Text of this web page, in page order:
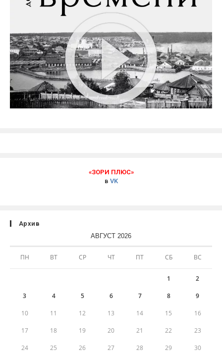
«ЗОРИ ПЛЮС»
в VK
Архив
АВГУСТ 2026
ПН ВТ СР ЧТ ПТ СБ ВС
1 2
3 4 5 6 7 8 9
10 11 12 13 14 15 16
17 18 19 20 21 22 23
24 25 26 27 28 29 30